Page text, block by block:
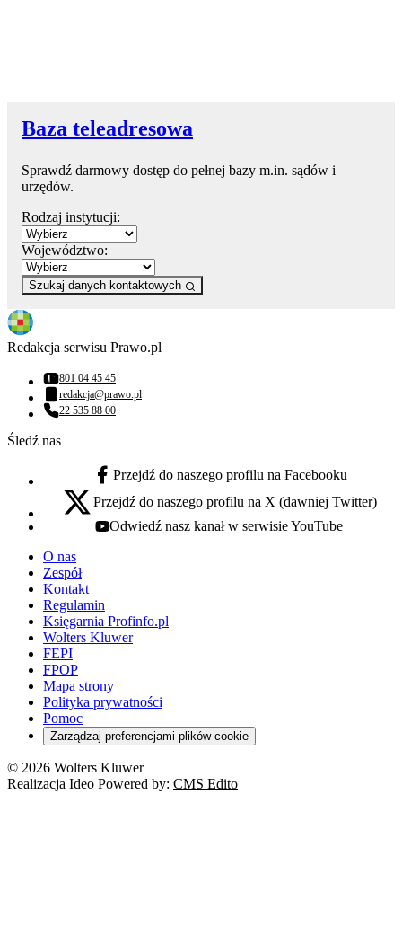
Baza teleadresowa
Sprawdź darmowy dostęp do pełnej bazy m.in. sądów i
urzędów.
Rodzaj instytucji:
Województwo:
Szukaj danych kontaktowych
Redakcja serwisu Prawo.pl
Numer telefonu:
801 04 45 45
Adres email:
redakcja@prawo.pl
Numer telefonu:
22 535 88 00
Śledź nas
facebook - otwiera się w nowej karcie
Przejdź do naszego profilu na Facebooku
x - otwiera się w nowej karcie
Przejdź do naszego profilu na X (dawniej Twitter)
youtube - otwiera się w nowej karcie
Odwiedź nasz kanał w serwisie YouTube
O nas
Zespół
Kontakt
Regulamin
Księgarnia Profinfo.pl
Wolters Kluwer
FEPI
FPOP
Mapa strony
Polityka prywatności
Pomoc
Zarządzaj preferencjami plików cookie
© 2026 Wolters Kluwer
Realizacja Ideo Powered by: CMS Edito